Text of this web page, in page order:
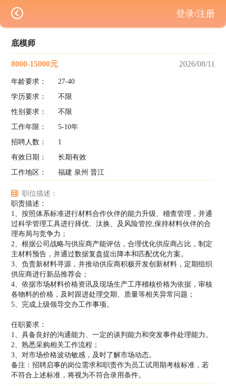
底模师
8000-15000元 2026/08/11
年龄要求：
27-40
学历要求：
不限
性别要求：
不限
工作年限：
5-10年
招聘人数：
1
有效日期：
长期有效
工作地区：
福建 泉州 晋江
职位描述：
职责描述：
1、按照体系标准进行材料合作伙伴的能力升级、稽查管理，并通
过科学管理工具进行择优、汰换、及风险管控,保持材料伙伴的合
理布局与竞争力；
2、根据公司战略与供应商产能评估，合理优化供应商占比，制定
主材料预告，并通过数据复盘提出降本和匹配优化方案。
3、负责新材料寻源，并推动供应商积极开发创新材料，定期组织
供应商进行新品推荐会；
4、依据市场材料价格资讯及现场生产工序稽核价格为依据，审核
各物料的价格，及时跟进处理交期、质量等相关异常问题；
5、完成上级领导交办工作事项。
任职要求：
1、具备良好的沟通能力、一定的谈判能力和突发事件处理能力。
2、熟悉采购相关工作流程；
3、对市场价格波动敏感，及时了解市场动态。
备注：招聘启事的岗位需求和职责作为员工试用期考核标准，若
不符合上述标准，将视为不符合录用条件。
登录/注册